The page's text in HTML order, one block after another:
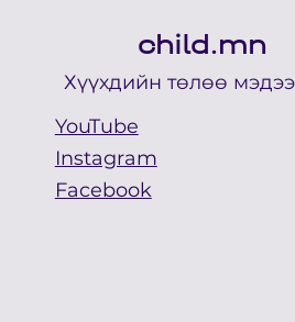
child.mn
Хүүхдийн төлөө
YouTube
Facebook
Instagram